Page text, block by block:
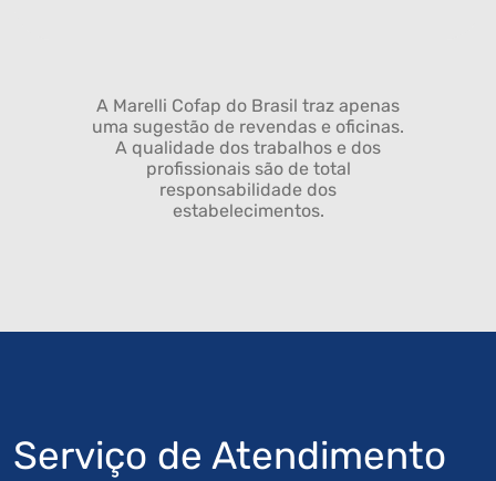
A Marelli Cofap do Brasil traz apenas
uma sugestão de revendas e oficinas.
A qualidade dos trabalhos e dos
profissionais são de total
responsabilidade dos
estabelecimentos.
Serviço de Atendimento